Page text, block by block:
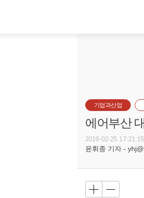
기업과산업
에어부산
2019-02-25 17:21:15
윤휘종 기자 -